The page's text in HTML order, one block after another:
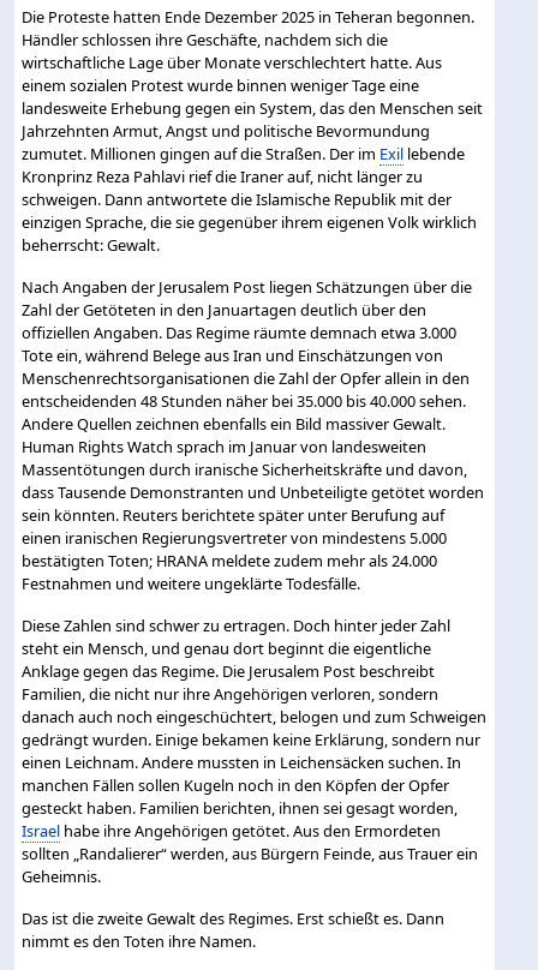
Die Proteste hatten Ende Dezember 2025 in Teheran begonnen.
Händler schlossen ihre Geschäfte, nachdem sich die
wirtschaftliche Lage über Monate verschlechtert hatte. Aus
einem sozialen Protest wurde binnen weniger Tage eine
landesweite Erhebung gegen ein System, das den Menschen seit
Jahrzehnten Armut, Angst und politische Bevormundung
zumutet. Millionen gingen auf die Straßen. Der im Exil lebende
Kronprinz Reza Pahlavi rief die Iraner auf, nicht länger zu
schweigen. Dann antwortete die Islamische Republik mit der
einzigen Sprache, die sie gegenüber ihrem eigenen Volk wirklich
beherrscht: Gewalt.
Nach Angaben der Jerusalem Post liegen Schätzungen über die
Zahl der Getöteten in den Januartagen deutlich über den
offiziellen Angaben. Das Regime räumte demnach etwa 3.000
Tote ein, während Belege aus Iran und Einschätzungen von
Menschenrechtsorganisationen die Zahl der Opfer allein in den
entscheidenden 48 Stunden näher bei 35.000 bis 40.000 sehen.
Andere Quellen zeichnen ebenfalls ein Bild massiver Gewalt.
Human Rights Watch sprach im Januar von landesweiten
Massentötungen durch iranische Sicherheitskräfte und davon,
dass Tausende Demonstranten und Unbeteiligte getötet worden
sein könnten. Reuters berichtete später unter Berufung auf
einen iranischen Regierungsvertreter von mindestens 5.000
bestätigten Toten; HRANA meldete zudem mehr als 24.000
Festnahmen und weitere ungeklärte Todesfälle.
Diese Zahlen sind schwer zu ertragen. Doch hinter jeder Zahl
steht ein Mensch, und genau dort beginnt die eigentliche
Anklage gegen das Regime. Die Jerusalem Post beschreibt
Familien, die nicht nur ihre Angehörigen verloren, sondern
danach auch noch eingeschüchtert, belogen und zum Schweigen
gedrängt wurden. Einige bekamen keine Erklärung, sondern nur
einen Leichnam. Andere mussten in Leichensäcken suchen. In
manchen Fällen sollen Kugeln noch in den Köpfen der Opfer
gesteckt haben. Familien berichten, ihnen sei gesagt worden,
Israel habe ihre Angehörigen getötet. Aus den Ermordeten
sollten „Randalierer“ werden, aus Bürgern Feinde, aus Trauer ein
Geheimnis.
Das ist die zweite Gewalt des Regimes. Erst schießt es. Dann
nimmt es den Toten ihre Namen.